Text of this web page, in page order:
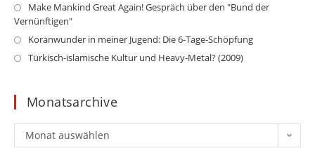
Make Mankind Great Again! Gespräch über den "Bund der
Vernünftigen"
Koranwunder in meiner Jugend: Die 6-Tage-SchöpfungOpens
Türkisch-islamische Kultur und Heavy-Metal? (2009)Opens
Monatsarchive
Monatsarchive
Monat auswählen